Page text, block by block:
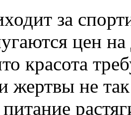
за
цен
красота
жертвы не